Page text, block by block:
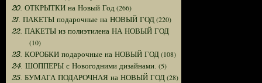
20. ОТКРЫТКИ на Новый Год (266)
21. ПАКЕТЫ подарочные на НОВЫЙ ГОД(220)
22. ПАКЕТЫ из полиэтилена НА НОВЫЙ ГОД
(10)
23. КОРОБКИ подарочные на НОВЫЙ ГОД(108)
24. ШОППЕРЫ с Новогодними дизайнами. (5)
25. БУМАГА ПОДАРОЧНАЯ на НОВЫЙ ГОД(28)